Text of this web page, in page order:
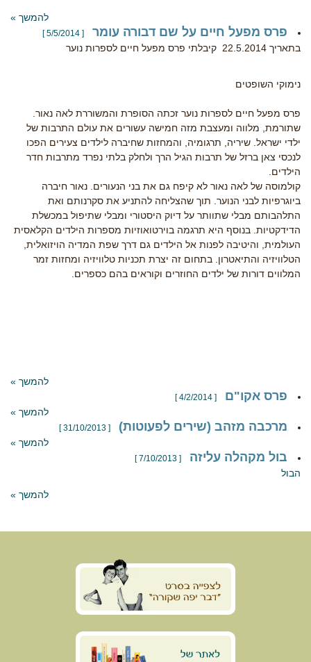
להמשך »
פרס מפעל חיים על שם דבורה עומר [ 5/5/2014 ]
בתאריך 22.5.2014 קיבלתי פרס מפעל חיים לספרות נוער
נימוקי השופטים
פרס מפעל חיים לספרות נוער זכתה הסופרת והמשוררת לאה נאור.
שתורמת, מלווה ומעצבת מזה חמישה עשורים את עולם התרבות של
ילדי ישראל. שיריה, תרגומיה, והמחזות שחיברה לילדים צעירים הפכו
לנכסי צאן ברזל של תרבות הגיל הרך ולחלק בלתי נפרד מתרבות חדר
הילדים.
קולמוסה של לאה נאור לא קיפח גם את בני הנעורים. נאור חיברה
ביוגרפיות לבני הנוער. תוך שהצליחה להתניע את סקרנותם ואת
התלהבותם מבלי שתוותר על דיוק היסטורי ומבלי שתיפול במכשלת
הדידקטיות. בנוסף היא תרגמה בוירטואוזיות מספרות הילדים הקלאסית
העולמית, והיטיבה לפנות אל הילדים גם דרך שפת המדיה הויזואלית,
הטלוויזיה והתיאטרון. בתחום זה יצרת תכניות טלוויזיה ומחזות זמר
המלווים דורות של ילדים החוזרים וקוראים בהם כספרים.
להמשך »
פרס אקו"ם [ 4/2/2014 ]
להמשך »
מרכבה מזהב (שירים לפעוטות) [ 31/10/2013 ]
להמשך »
בול מקהלה עליזה [ 7/10/2013 ]
הבול
להמשך »